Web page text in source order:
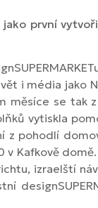
první
i média jako
se tak
vytiskla
izraelští